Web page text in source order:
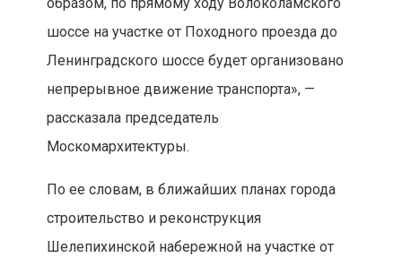
образом, по прямому ходу Волоколамского
шоссе на участке от Походного проезда до
Ленинградского шоссе будет организовано
непрерывное движение транспорта», —
рассказала председатель
Москомархитектуры.
По ее словам, в ближайших планах города
строительство и реконструкция
Шелепихинской набережной на участке от